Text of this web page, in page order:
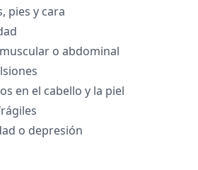
pies y cara
o abdominal
en el cabello y la piel
o depresión